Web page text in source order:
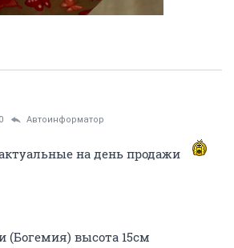
Автоинформатор
на день продажи
(Богемия) высота 15см